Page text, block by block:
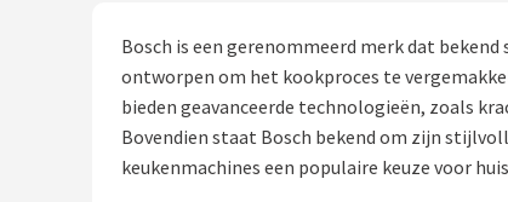
MasterChef
Restaurants
Bosch is een gerenommeerd merk dat
ontworpen om het kookproces te
bieden geavanceerde technologieën, zoals
Bovendien staat Bosch bekend om zijn
keukenmachines een populaire keuze voor